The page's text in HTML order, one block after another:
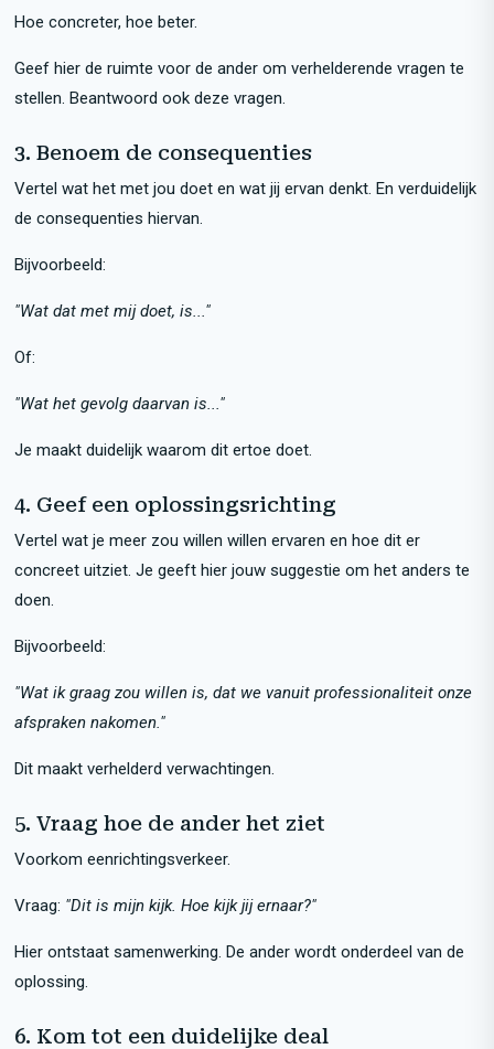
Hoe concreter, hoe beter.
Geef hier de ruimte voor de ander om verhelderende vragen te
stellen. Beantwoord ook deze vragen.
3. Benoem de consequenties
Vertel wat het met jou doet en wat jij ervan denkt. En verduidelijk
de consequenties hiervan.
Bijvoorbeeld:
"Wat dat met mij doet, is..."
Of:
"Wat het gevolg daarvan is..."
Je maakt duidelijk waarom dit ertoe doet.
4. Geef een oplossingsrichting
Vertel wat je meer zou willen willen ervaren en hoe dit er
concreet uitziet. Je geeft hier jouw suggestie om het anders te
doen.
Bijvoorbeeld:
"Wat ik graag zou willen is, dat we vanuit professionaliteit onze
afspraken nakomen."
Dit maakt verhelderd verwachtingen.
5. Vraag hoe de ander het ziet
Voorkom eenrichtingsverkeer.
Vraag: "Dit is mijn kijk. Hoe kijk jij ernaar?"
Hier ontstaat samenwerking. De ander wordt onderdeel van de
oplossing.
6. Kom tot een duidelijke deal